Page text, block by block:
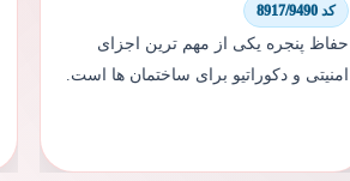
کد 8917/9490
حفاظ پنجره یکی از مهم ترین اجزای
امنیتی و دکوراتیو برای ساختمان ها است.